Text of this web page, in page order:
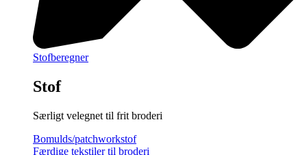
Stofberegner
Stof
Særligt velegnet til frit broderi
Bomulds/patchworkstof
Færdige tekstiler til broderi